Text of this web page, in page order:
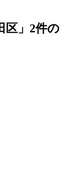
」 2件の